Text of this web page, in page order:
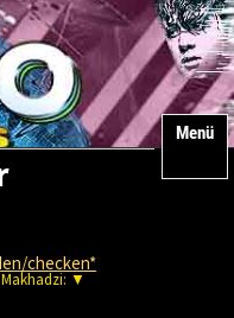
Menü
checken*
▼